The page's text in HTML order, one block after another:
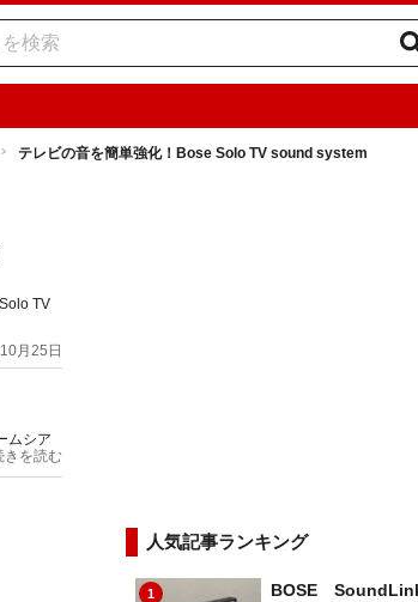
テレビの音を簡単強化！Bose Solo TV sound system
TV
月25日
ムシア
して活
きを読む
人気記事ランキング
1
BOSE